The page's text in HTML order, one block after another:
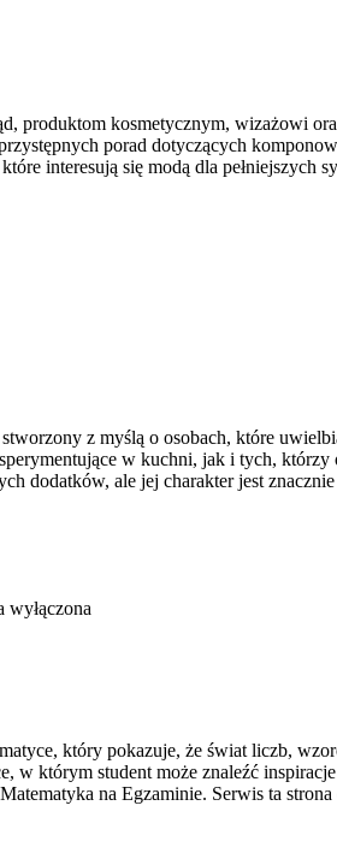
kosmetycznym, wizażowi
porad dotyczących
interesują się modą dla
z myślą o osobach, które
w kuchni, jak i tych,
dodatków, ale jej charakter jest
wyłączona
który pokazuje, że świat liczb,
w którym student może znaleźć
na Egzaminie. Serwis ta